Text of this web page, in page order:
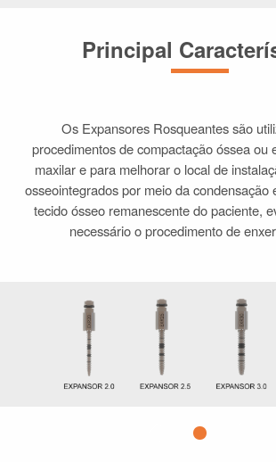
Diferenciais
Principal
Os Expansores Rosqueantes são
procedimentos de compactação óssea ou
maxilar e para melhorar o local de
osseointegrados por meio da condensação
tecido ósseo remanescente do paciente,
necessário o procedimento de